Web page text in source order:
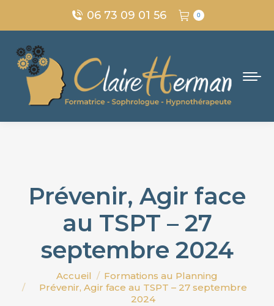
06 73 09 01 56 0
Prévenir, Agir face
au TSPT – 27
septembre 2024
Vous êtes ici :
Accueil
Formations au Planning
Prévenir, Agir face au TSPT – 27 septembre
2024